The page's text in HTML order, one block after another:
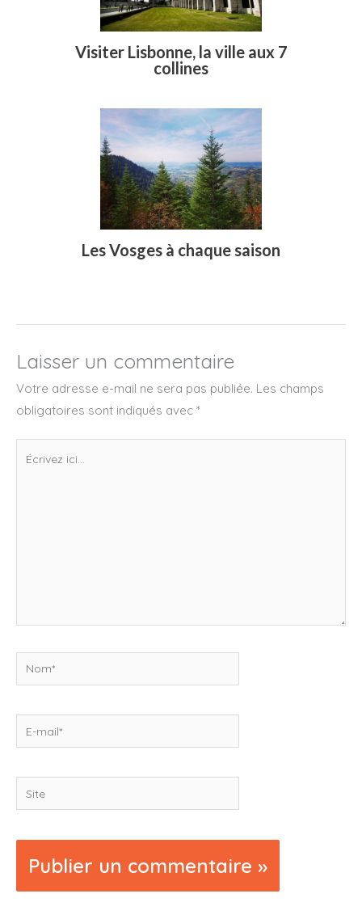
Visiter Lisbonne, la ville aux 7
collines
Les Vosges à chaque saison
Laisser un commentaire
Votre adresse e-mail ne sera pas publiée. Les champs
obligatoires sont indiqués avec *
Nom*
mail*
Site